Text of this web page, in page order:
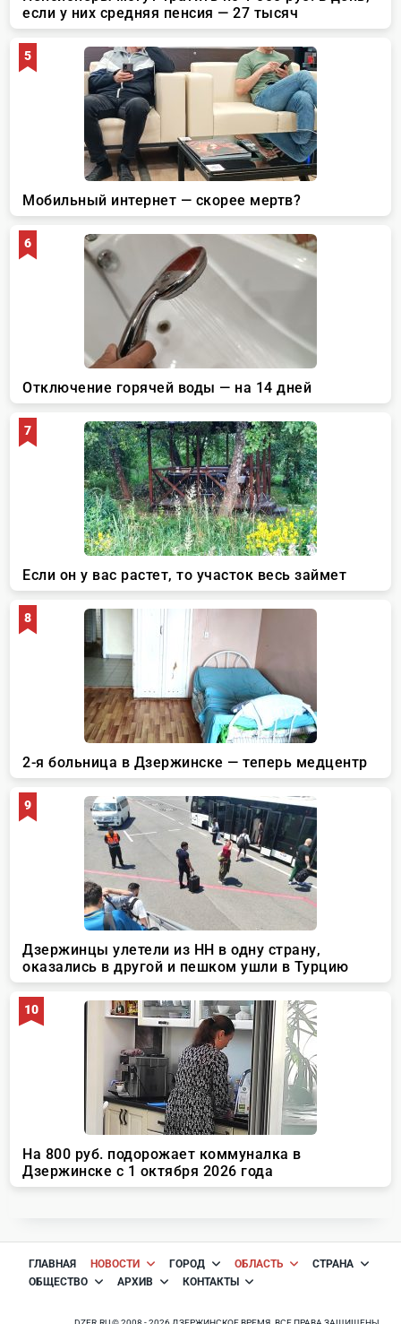
ГЛАВНАЯ НОВОСТИ ГОРОД ОБЛАСТЬ
СТРАНА
ОБЩЕСТВО
АРХИВ КОНТАКТЫ